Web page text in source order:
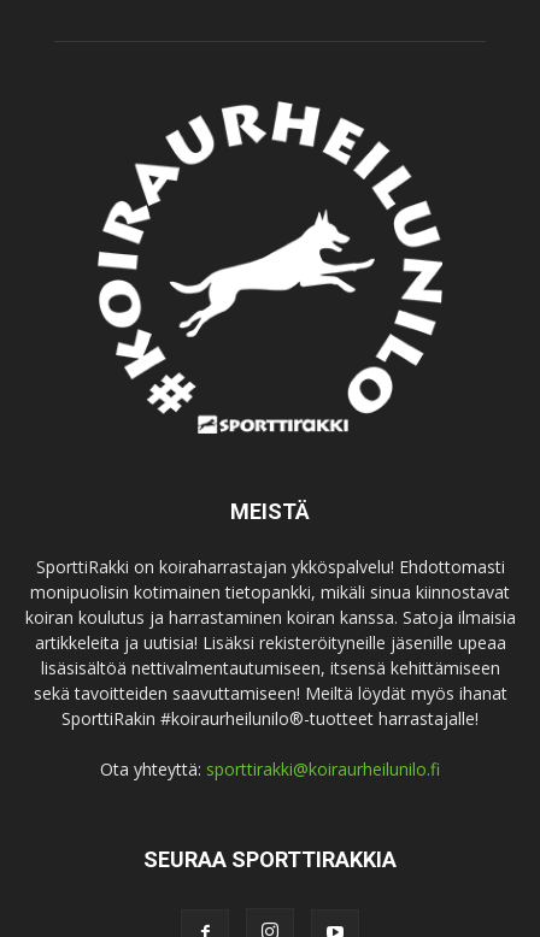
MEISTÄ
SporttiRakki on koiraharrastajan ykköspalvelu! Ehdottomasti
monipuolisin kotimainen tietopankki, mikäli sinua kiinnostavat
koiran koulutus ja harrastaminen koiran kanssa. Satoja ilmaisia
artikkeleita ja uutisia! Lisäksi rekisteröityneille jäsenille upeaa
lisäsisältöä nettivalmentautumiseen, itsensä kehittämiseen
sekä tavoitteiden saavuttamiseen! Meiltä löydät myös ihanat
SporttiRakin #koiraurheilunilo®-tuotteet harrastajalle!
Ota yhteyttä: sporttirakki@koiraurheilunilo.fi
SEURAA SPORTTIRAKKIA